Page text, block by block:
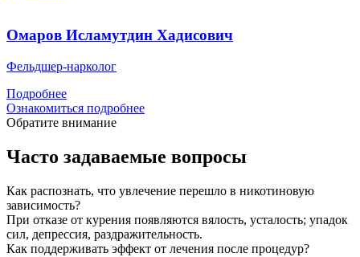
Омаров Исламутдин Хадисович
Фельдшер-нарколог
Подробнее
Ознакомиться подробнее
Обратите внимание
Часто задаваемые вопросы
Как распознать, что увлечение перешло в никотиновую
зависимость?
При отказе от курения появляются вялость, усталость; упадок
сил, депрессия, раздражительность.
Как поддерживать эффект от лечения после процедур?